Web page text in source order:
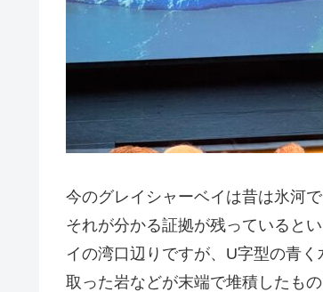
今のグレイシャーベイは昔は氷河
それが分かる証拠が残っていると
イの湾口辺りですが、U字型の青
取った岩などが末端で堆積したも